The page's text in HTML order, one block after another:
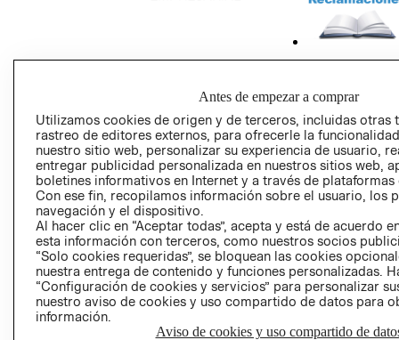
PRIVACIDAD
GIFT CARD
AVISO DE
Perú (S/)
CAMBIAR REGIÓN
Antes de empezar a comprar
Utilizamos cookies de origen y de terceros, incluidas otras
rastreo de editores externos, para ofrecerle la
nuestro sitio web, personalizar su experiencia de usuario,
entregar publicidad personalizada en nuestros sitios web,
boletines informativos en Internet y a través de plataformas
Con ese fin, recopilamos información sobre el usuario, los
navegación y el dispositivo.
Al hacer clic en “Aceptar todas”, acepta y está de acuerdo
esta información con terceros, como nuestros socios
“Solo cookies requeridas”, se bloquean las cookies
nuestra entrega de contenido y funciones personalizadas.
“Configuración de cookies y servicios” para personalizar
nuestro aviso de cookies y uso compartido de datos para
información.
Aviso de cookies y uso compartido de